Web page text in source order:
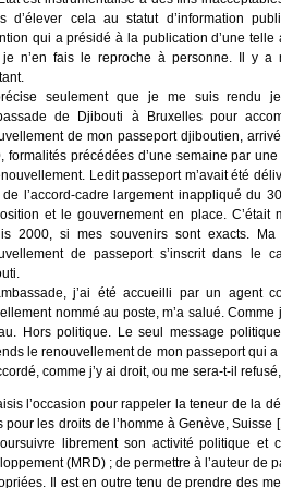
d’élever cela au statut d’information
qui a présidé à la publication d’une
je n’en fais le reproche à personne. Il y a
seulement que je me suis rendu
de Djibouti à Bruxelles pour
de mon passeport djiboutien,
formalités précédées d’une semaine par
Ledit passeport m’avait été
de l’accord-cadre largement inappliqué du
et le gouvernement en place. C’était
2000, si mes souvenirs sont exacts. Ma
de passeport s’inscrit dans le
j’ai été accueilli par un agent
nommé au poste, m’a salué.
Hors politique. Le seul message
le renouvellement de mon passeport qui
comme j’y ai droit, ou me sera-t-il
l’occasion pour rappeler la teneur de la
pour les droits de l’homme à Genève, Suisse [
librement son activité politique et
(MRD) ; de permettre à l’auteur de
Il est en outre tenu de prendre des